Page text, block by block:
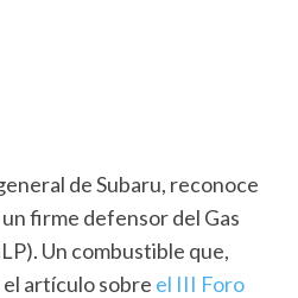
de Subaru, reconoce
firme defensor del Gas
Un combustible que,
artículo sobre el III Foro